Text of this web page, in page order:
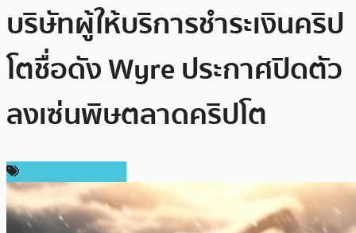
บริษัทผู้ให้บริการชำระเงินคริป
โตชื่อดัง Wyre ประกาศปิดตัว
ลงเซ่นพิษตลาดคริปโต